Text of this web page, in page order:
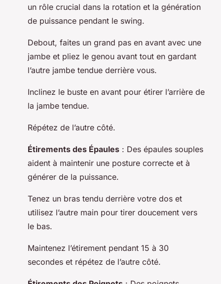
un rôle crucial dans la rotation et la génération
de puissance pendant le swing.
Debout, faites un grand pas en avant avec une
jambe et pliez le genou avant tout en gardant
l’autre jambe tendue derrière vous.
Inclinez le buste en avant pour étirer l’arrière de
la jambe tendue.
Répétez de l’autre côté.
Étirements des Épaules : Des épaules souples
aident à maintenir une posture correcte et à
générer de la puissance.
Tenez un bras tendu derrière votre dos et
utilisez l’autre main pour tirer doucement vers
le bas.
Maintenez l’étirement pendant 15 à 30
secondes et répétez de l’autre côté.